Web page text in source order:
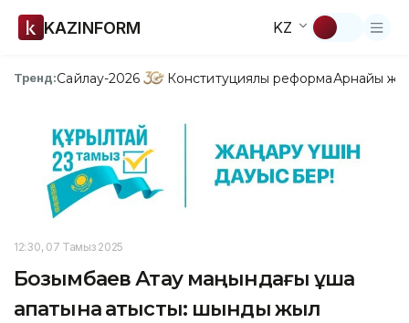
KAZINFORM KZ
Тренд:Сайлау-2026 Конституциялық реформаАрнайы
12:30, 07 Тамыз 2025
Бозымбаев Ақтау маңындағы ұшақ
апатына қатысты: шындық жыл